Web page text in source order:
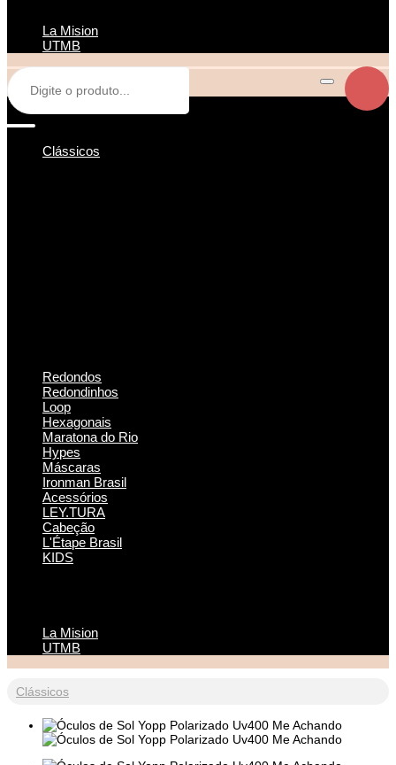
La Mision
UTMB
Clássicos
Redondos
Redondinhos
Loop
Hexagonais
Maratona do Rio
Hypes
Máscaras
Ironman Brasil
Acessórios
LEY.TURA
Cabeção
L'Étape Brasil
KIDS
La Mision
UTMB
Clássicos